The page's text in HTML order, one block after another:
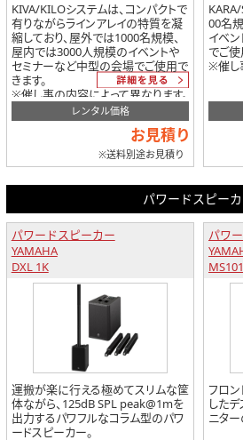
KIVA/KILOシステムは、コンパクトで
有りながらラインアレイの特質を凝
縮しており、屋外では1000名規模、
屋内では3000人規模のイベントや
セミナーなど中型の会場でご使用で
きます。
※催し事の内容によって異なります。
レンタル価格
お見積り
※送料別途お見積り
00名
イベ
でご使
※催し
パワードスピー
パワードスピーカー
YAMAHA
DXL 1K
運搬が楽に行える極めてスリムな筐
体ながら、125dB SPL peak@1mを
出力するパワフルなコラム型のパワ
ードスピーカー。
パワ
MS101
フロ
した
ニタ